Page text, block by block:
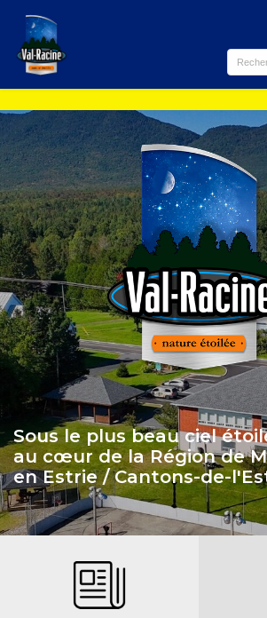
(Municipalité )
(Services )
(Culture et loisirs )
(Tourisme et Commerces )
Sous le plus beau ciel
au cœur de la Région de
en Estrie / Cantons-de-